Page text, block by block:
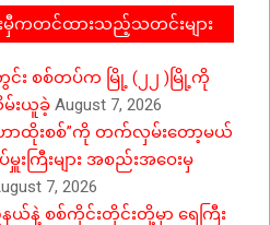
မှီကတင်ထားသည့်သတင်းများ
း စစ်တပ်က မြို့ (၂၂ )မြို့ကို
းယူခဲ့ August 7, 2026
ာထိုးစစ်”ကို တက်လှမ်းတော့မယ်
းကြီးများ အစည်းအဝေးမှ
7, 2026
ယ်နဲ့ စစ်ကိုင်းတိုင်းတို့မှာ ရေကြီး